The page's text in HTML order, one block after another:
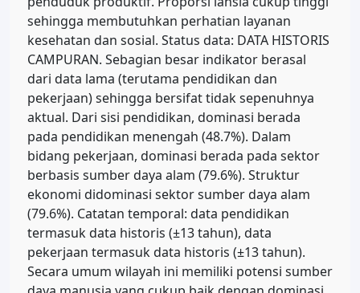
sehingga membutuhkan perhatian layanan
kesehatan dan sosial. Status data: DATA HISTORIS
CAMPURAN. Sebagian besar indikator berasal
dari data lama (terutama pendidikan dan
pekerjaan) sehingga bersifat tidak sepenuhnya
aktual. Dari sisi pendidikan, dominasi berada
pada pendidikan menengah (48.7%). Dalam
bidang pekerjaan, dominasi berada pada sektor
berbasis sumber daya alam (79.6%). Struktur
ekonomi didominasi sektor sumber daya alam
(79.6%). Catatan temporal: data pendidikan
termasuk data historis (±13 tahun), data
pekerjaan termasuk data historis (±13 tahun).
Secara umum wilayah ini memiliki potensi sumber